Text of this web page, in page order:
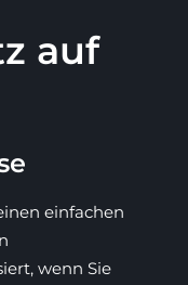
auf
einfachen
wenn Sie